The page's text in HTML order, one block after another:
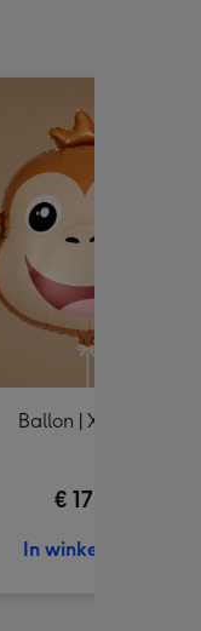
Ballon | XL | Aap
€ 17,99
In winkelmand